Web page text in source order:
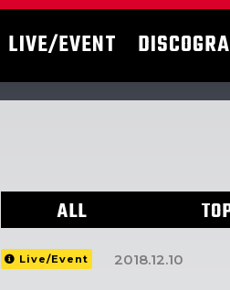
LIVE/EVENT
ALL
Live/Event 2018.12.10